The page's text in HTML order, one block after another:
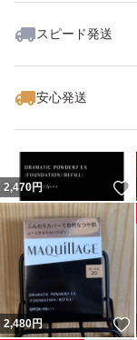
スピード発送
安心発送
2,470円
2,480円